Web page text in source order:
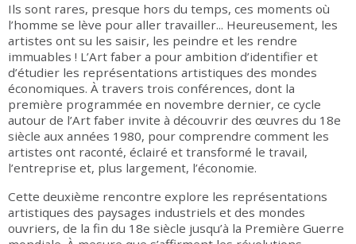
Ils sont rares, presque hors du temps, ces moments où
l’homme se lève pour aller travailler... Heureusement, les
artistes ont su les saisir, les peindre et les rendre
immuables ! L’Art faber a pour ambition d’identifier et
d’étudier les représentations artistiques des mondes
économiques. À travers trois conférences, dont la
première programmée en novembre dernier, ce cycle
autour de l’Art faber invite à découvrir des œuvres du 18e
siècle aux années 1980, pour comprendre comment les
artistes ont raconté, éclairé et transformé le travail,
l’entreprise et, plus largement, l’économie.
Cette deuxième rencontre explore les représentations
artistiques des paysages industriels et des mondes
ouvriers, de la fin du 18e siècle jusqu’à la Première Guerre